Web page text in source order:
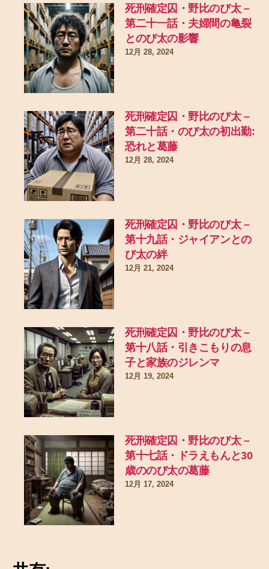
死刑確定囚・野比のび太 –
第二十一話・夫婦間の亀裂
とのび太の影響
12月 28, 2024
死刑確定囚・野比のび太 –
第二十話・のび太の初出勤:
恐れと葛藤
12月 28, 2024
死刑確定囚・野比のび太 –
第十九話・ジャイアンとの
び太の絆
12月 21, 2024
死刑確定囚・野比のび太 –
第十八話・引きこもりの息
子と家族のジレンマ
12月 19, 2024
死刑確定囚・野比のび太 –
第十七話・ドラえもんと30
歳ののび太の葛藤
12月 17, 2024